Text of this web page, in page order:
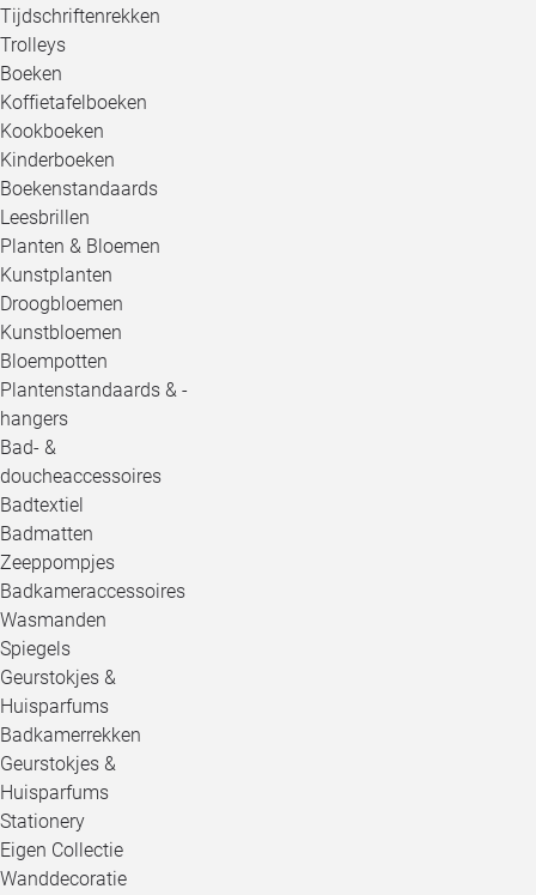
Tijdschriftenrekken
Trolleys
Boeken
Koffietafelboeken
Kookboeken
Kinderboeken
Boekenstandaards
Leesbrillen
Planten & Bloemen
Kunstplanten
Droogbloemen
Kunstbloemen
Bloempotten
Plantenstandaards & -
hangers
Bad- &
doucheaccessoires
Badtextiel
Badmatten
Zeeppompjes
Badkameraccessoires
Wasmanden
Spiegels
Geurstokjes &
Huisparfums
Badkamerrekken
Geurstokjes &
Huisparfums
Stationery
Eigen Collectie
Wanddecoratie